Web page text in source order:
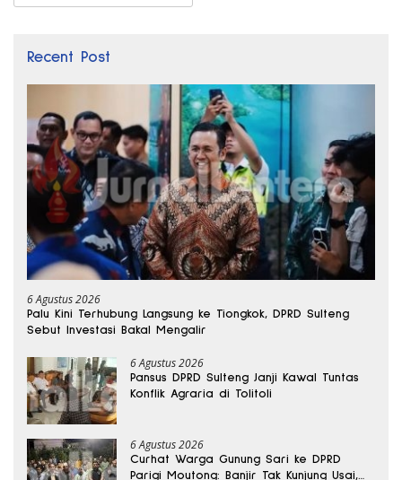
Recent Post
6 Agustus 2026
Palu Kini Terhubung Langsung ke Tiongkok, DPRD Sulteng
Sebut Investasi Bakal Mengalir
6 Agustus 2026
Pansus DPRD Sulteng Janji Kawal Tuntas
Konflik Agraria di Tolitoli
6 Agustus 2026
Curhat Warga Gunung Sari ke DPRD
Parigi Moutong: Banjir Tak Kunjung Usai,